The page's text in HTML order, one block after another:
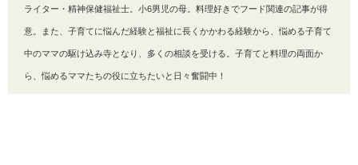
ライター・精神保健福祉士。小6男児の母。料理好きでフード関連の記事が得
意。また、子育てに悩んだ経験と福祉に長くかかわる経験から、悩める子育て
中のママの駆け込み寺となり、多くの相談を受ける。子育てと料理の両面か
ら、悩めるママたちの役に立ちたいと日々奮闘中！